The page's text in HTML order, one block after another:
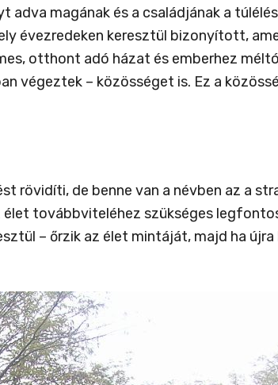
adva magának és a családjának a
évezredeken keresztül bizonyított,
otthont adó házat és emberhez
végeztek – közösséget is. Ez a
rövidíti, de benne van a névben az a
továbbviteléhez szükséges
– őrzik az élet mintáját, majd ha